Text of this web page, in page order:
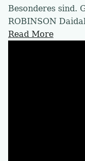
Besonderes sind.
ROBINSON
Read More